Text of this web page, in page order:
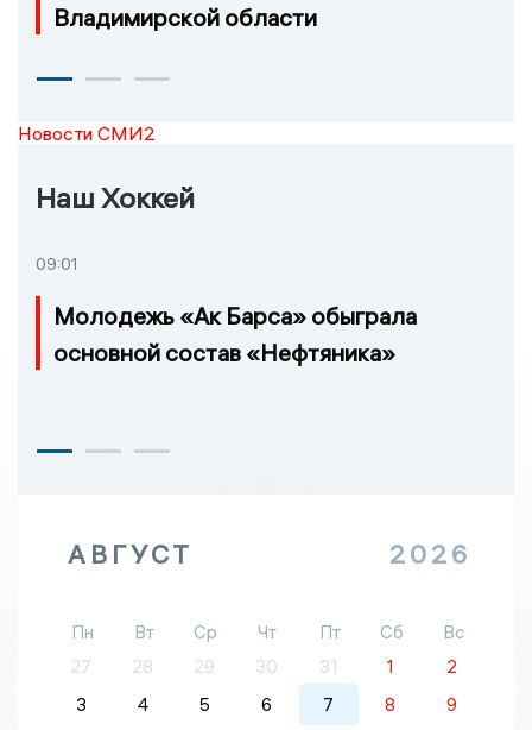
Владимирской области
Новости СМИ2
Наш Хоккей
09:01
Молодежь «Ак Барса» обыграла
основной состав «Нефтяника»
АВГУСТ 2026
Пн Вт Ср Чт Пт Сб
Вс
27
28 29 30 31 1
2
3
4 5 6 7 8
9